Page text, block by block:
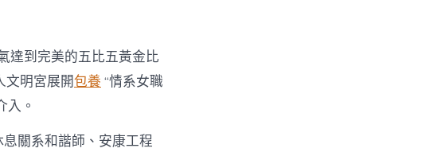
達到完美的五比五黃金比
文明宮展開包養 “情系女職
入。
關系和諧師、安康工程